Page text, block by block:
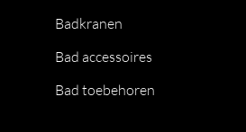
Badkranen
Bad accessoires
Bad toebehoren